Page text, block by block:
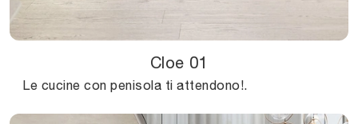
Cloe 01
Le cucine con penisola ti attendono!.